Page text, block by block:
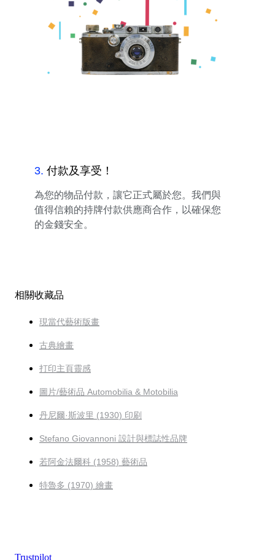
3. 付款及享受！
為您的物品付款，讓它正式屬於您。我們與
值得信賴的持牌付款供應商合作，以確保您
的金錢安全。
相關收藏品
現當代藝術版畫
古典繪畫
打印主頁靈感
圖片/藝術品 Automobilia & Motobilia
丹尼爾·斯波里 (1930) 印刷
Stefano Giovannoni 設計與標誌性品牌
若阿金法爾科 (1958) 藝術品
特魯多 (1970) 繪畫
Trustpilot